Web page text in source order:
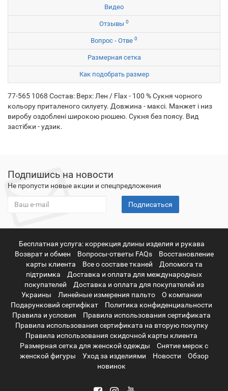
Видео
Отзывы 0
Вопрос - Отве 0
Размерная сетка
Как подобрать размер
77-565 1068 Состав: Верх: Лен / Flax - 100 % Сукня чорного
кольору приталеного силуету. Довжина - максі. Манжет і низ
виробу оздоблені широкою рюшею. Сукня без поясу. Вид
застібки - удзик.
Подпишись на новости
Не пропусти новые акции и спецпредложения
Подписаться
Бесплатная услуга: коррекция длины изделия и рукава
Возврат и обмен
Вопросы-ответы FAQs
Восстановление
карты клиента
Все о составе тканей
Допомога та
підтримка
Доставка и оплата для международных
покупателей
Доставка и оплата для покупателей из
Украины
Линейные измерения пальто
О компании
Подарунковий сертифікат
Политика конфиденциальности
Правила и условия
Правила использования сертификата
Правила использования сертификата на вторую покупку
Правила использования скидочной карты клиента
Размерная сетка для женской одежды
Снятие мерок с
женской фигуры
Уход за изделиями Новости
Обзор
новинок